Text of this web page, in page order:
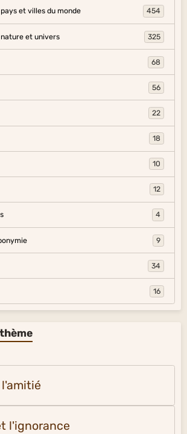
et villes du monde 454
et univers 325
68
56
22
18
10
12
4
9
34
16
l'ignorance